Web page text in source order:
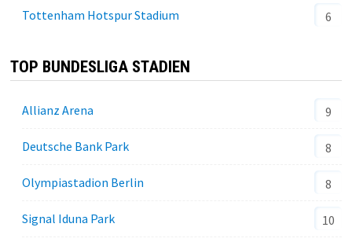
Tottenham Hotspur Stadium 6
TOP BUNDESLIGA STADIEN
Allianz Arena 9
Deutsche Bank Park 8
Olympiastadion Berlin 8
Signal Iduna Park 10